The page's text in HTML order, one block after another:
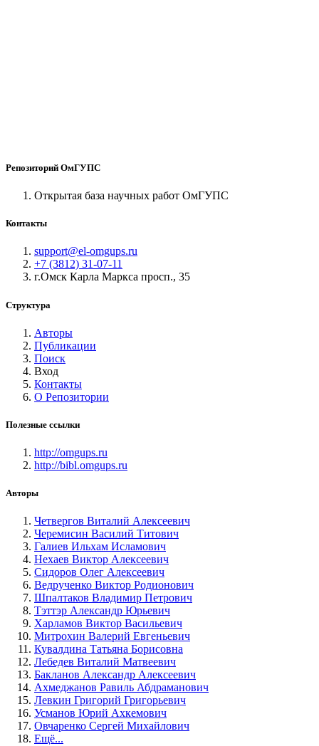
Репозиторий ОмГУПС
Открытая база научных работ ОмГУПС
Контакты
support@el-omgups.ru
+7 (3812) 31-07-11
г.Омск Карла Маркса просп., 35
Структура
Авторы
Публикации
Поиск
Вход
Контакты
О Репозитории
Полезные ссылки
http://omgups.ru
http://bibl.omgups.ru
Авторы
Четвергов Виталий Алексеевич
Черемисин Василий Титович
Галиев Ильхам Исламович
Нехаев Виктор Алексеевич
Сидоров Олег Алексеевич
Ведрученко Виктор Родионович
Шпалтаков Владимир Петрович
Тэттэр Александр Юрьевич
Харламов Виктор Васильевич
Митрохин Валерий Евгеньевич
Кувалдина Татьяна Борисовна
Лебедев Виталий Матвеевич
Бакланов Александр Алексеевич
Ахмеджанов Равиль Абдраманович
Левкин Григорий Григорьевич
Усманов Юрий Ахкемович
Овчаренко Сергей Михайлович
Ещё...